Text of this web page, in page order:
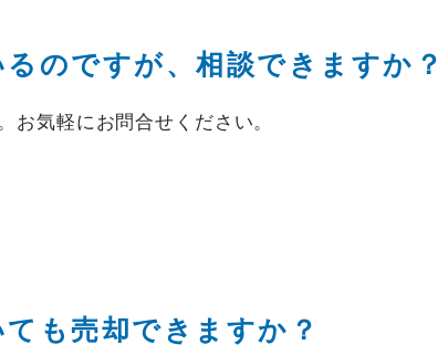
のですが、相談できますか？
お気軽にお問合せください。
も売却できますか？